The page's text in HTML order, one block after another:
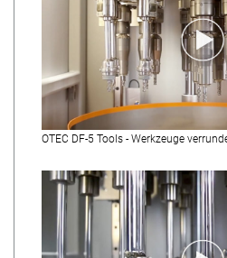
OTEC DF-5 Tools - Werkzeuge